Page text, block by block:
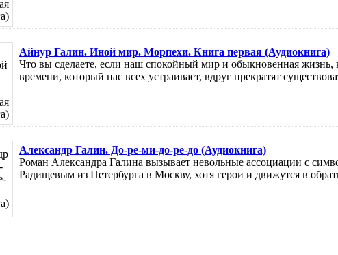
Айнур Галин. Иной мир. Морпехи. Книга первая (Аудиокнига)
Что вы сделаете, если наш спокойный мир и обыкновенная
времени, который нас всех устраивает, вдруг прекратят
Александр Галин. До-ре-ми-до-ре-до (Аудиокнига)
Роман Александра Галина вызывает невольные ассоциации с
Радищевым из Петербурга в Москву, хотя герои и движутся в